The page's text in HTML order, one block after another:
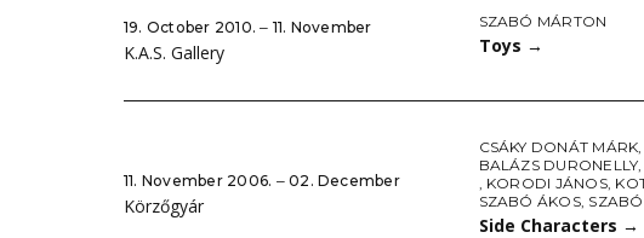
19. October 2010. ‒ 11. November
K.A.S. Gallery
SZABÓ MÁRTON
Toys →
11. November 2006. ‒ 02. December
Körzőgyár
CSÁKY DONÁT MÁRK,
BALÁZS DURONELLY,
, KORODI JÁNOS,
SZABÓ ÁKOS,
Side Characters →